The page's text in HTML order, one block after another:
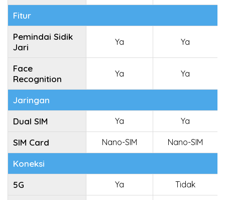
Fitur
Pemindai Sidik
Jari
Ya Ya
Face
Recognition
Ya Ya
Jaringan
Dual SIM
Ya Ya
SIM Card Nano-SIM Nano-SIM
Koneksi
5G
Ya Tidak